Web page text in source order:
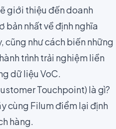
giới thiệu đến doanh
bản nhất về định nghĩa
cũng như cách biến những
trình trải nghiệm liền
dữ liệu VoC.
Touchpoint) là gì?
cùng Filum điểm lại định
hàng.